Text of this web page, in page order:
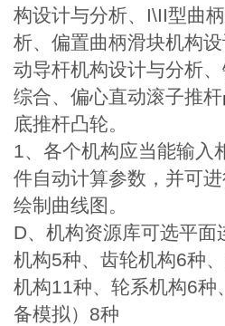
构设计与分析、I\II型曲
析、偏置曲柄滑块机构
动导杆机构设计与分析
综合、偏心直动滚子推杆
底推杆凸轮。
1、各个机构应当能输入
件自动计算参数，并可
绘制曲线图。
D、机构资源库可选平面
机构5种、齿轮机构6种
机构11种、轮系机构6种
备模拟）8种